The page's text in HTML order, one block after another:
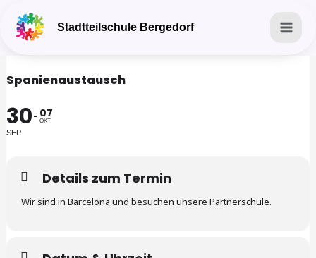
Inhalt
Stadtteilschule Bergedorf
Spanienaustausch
30
SEP
07
OKT
Details zum Termin
Wir sind in Barcelona und besuchen unsere Partnerschule.